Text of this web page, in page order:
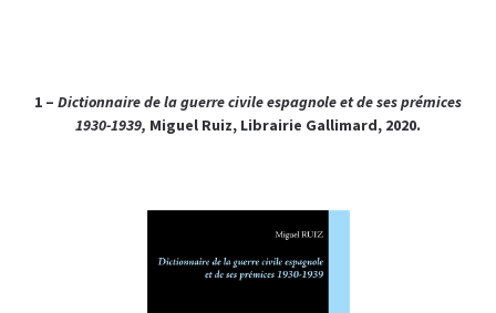
1 – Dictionnaire de la guerre civile espagnole et de ses prémices
1930-1939, Miguel Ruiz, Librairie Gallimard, 2020.